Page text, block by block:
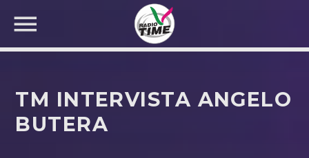
TM INTERVISTA ANGELO
BUTERA